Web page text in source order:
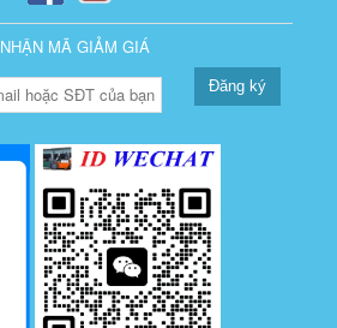
NHẬN MÃ GIẢM GIÁ
Đăng ký